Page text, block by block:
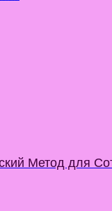
Метод для